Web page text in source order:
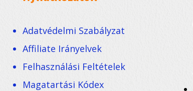
Adatvédelmi Szabályzat
Affiliate Irányelvek
Felhasználási Feltételek
Magatartási Kódex